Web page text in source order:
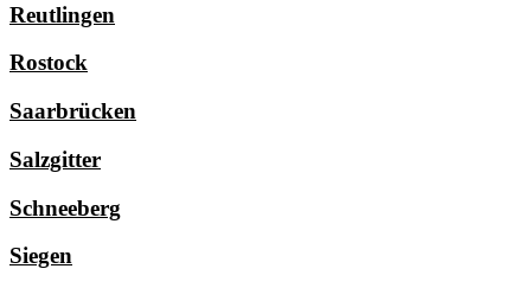
Reutlingen
Rostock
Saarbrücken
Salzgitter
Schneeberg
Siegen